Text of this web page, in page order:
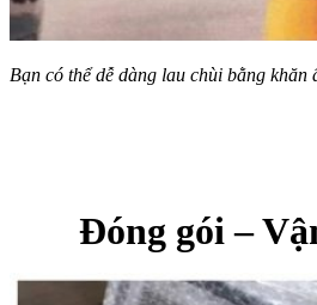
Bạn có thể dễ dàng lau chùi bằng khăn
Đóng gói –